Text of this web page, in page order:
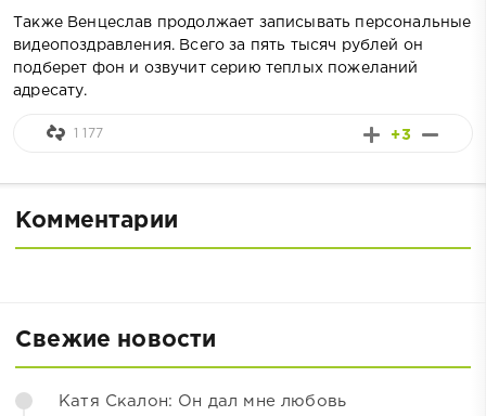
Также Венцеслав продолжает записывать персональные
видеопоздравления. Всего за пять тысяч рублей он
подберет фон и озвучит серию теплых пожеланий
адресату.
+3
1 177
Комментарии
Свежие новости
Катя Скалон: Он дал мне любовь